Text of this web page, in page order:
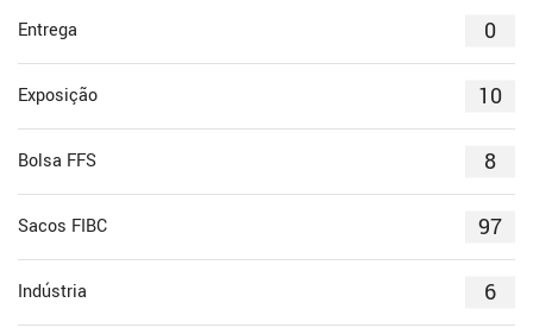
Entrega 0
Exposição 10
Bolsa FFS 8
Sacos FIBC 97
Indústria 6